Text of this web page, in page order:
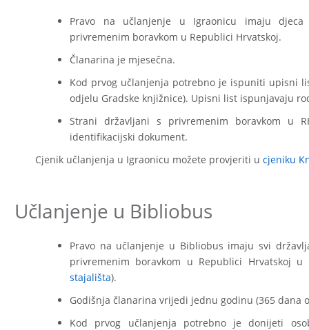
Pravo na učlanjenje u Igraonicu imaju
privremenim boravkom u Republici Hrvatskoj.
Članarina je mjesečna.
Kod prvog učlanjenja potrebno je ispuniti upisni
odjelu Gradske knjižnice). Upisni list ispunjavaju
Strani državljani s privremenim boravkom u
identifikacijski dokument.
Cjenik učlanjenja u Igraonicu možete provjeriti u cjeniku
Učlanjenje u Bibliobus
Pravo na učlanjenje u Bibliobus imaju svi
privremenim boravkom u Republici Hrvatskoj
stajališta).
Godišnja članarina vrijedi jednu godinu (365 dana
Kod prvog učlanjenja potrebno je donijeti